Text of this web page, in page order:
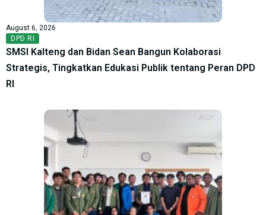
August 6, 2026
DPD RI
SMSI Kalteng dan Bidan Sean Bangun Kolaborasi
Strategis, Tingkatkan Edukasi Publik tentang Peran DPD
RI